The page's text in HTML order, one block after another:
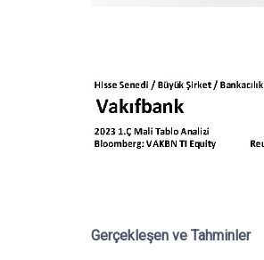
Gerçekleşen ve Tahminler